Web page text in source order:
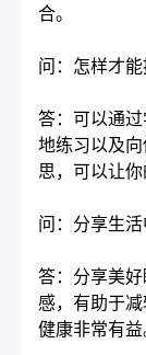
合。
问：怎样才
答：可以通
地练习以及
思，可以让
问：分享生
答：分享美
感，有助于
健康非常有益